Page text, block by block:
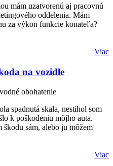
mám uzatvorenú aj pracovnú
oddelenia. Mám
za výkon funkcie konateľa?
Viac
na vozidle
obohatenie
spadnutá skala, nestihol som
k poškodeniu môjho auta.
sám, alebo ju môžem
Viac